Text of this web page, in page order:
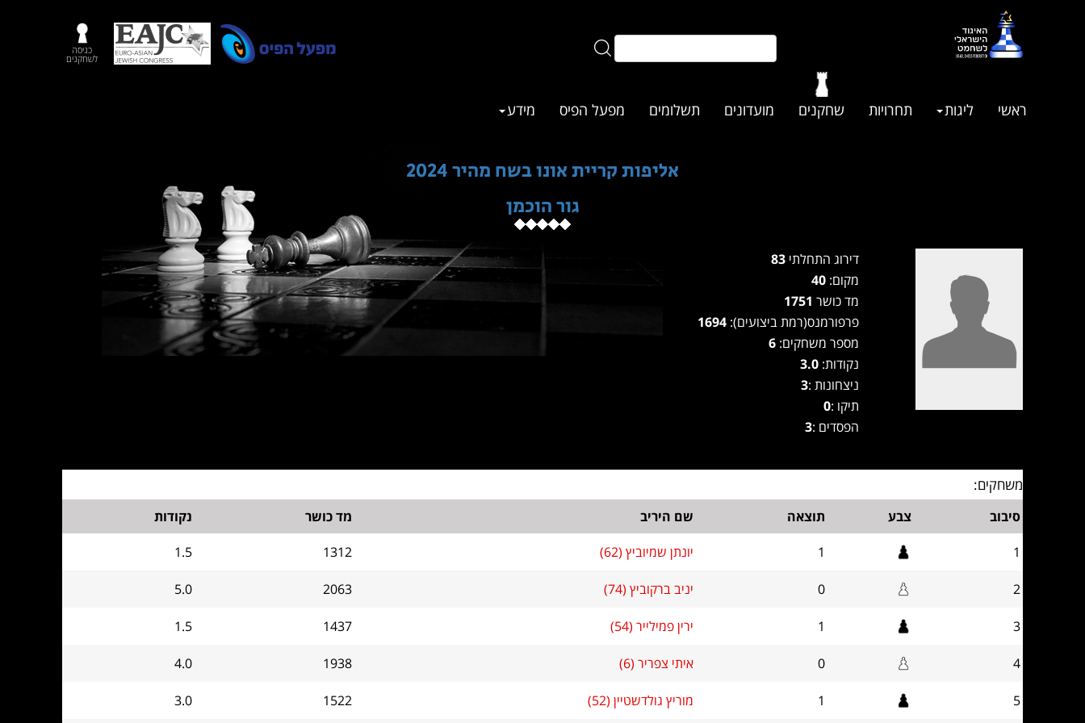
כניסה
לשחקנים
ראשי ליגות תחרויות שחקנים מועדונים תשלומים מפעל הפיס מידע
אליפות קריית אונו בשח מהיר 2024
גור הוכמן
דירוג התחלתי 83
מקום: 40
מד כושר
פרפורמנס(רמת ביצועים): 1694
מספר משחקים: 6
נקודות:3.0
ניצחונות :3
תיקו :0
הפסדים :3
משחקים:
סיבוב צבע תוצאה שם היריב מד כושר
נקודות
1
1 יונתן שמיוביץ (62) 1312
1.5
2
0 יניב ברקוביץ (74) 2063
5.0
3
1 ירין פמילייר (54) 1437
1.5
4
0 איתי צפריר (6) 1938
4.0
5
1 מוריץ גולדשטיין (52) 1522
3.0